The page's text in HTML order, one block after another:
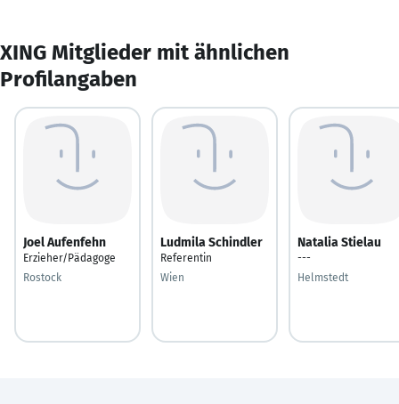
XING Mitglieder mit ähnlichen
Profilangaben
Joel Aufenfehn
Erzieher/Pädagoge
Rostock
Ludmila Schindler
Referentin
Wien
Natalia Stielau
---
Helmstedt